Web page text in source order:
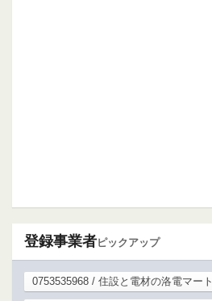
登録事業者ピックアップ
0753535968 / 住設と電材の洛電マート